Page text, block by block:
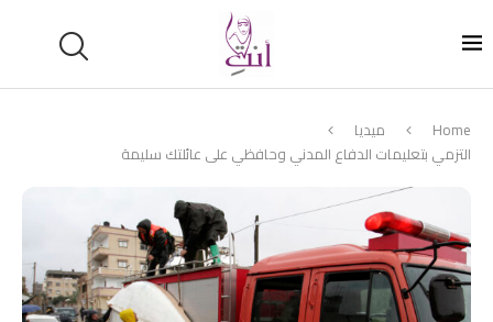
Home
ميديا
التزمي بتعليمات الدفاع المدني وحافظي على عائلتك سليمة